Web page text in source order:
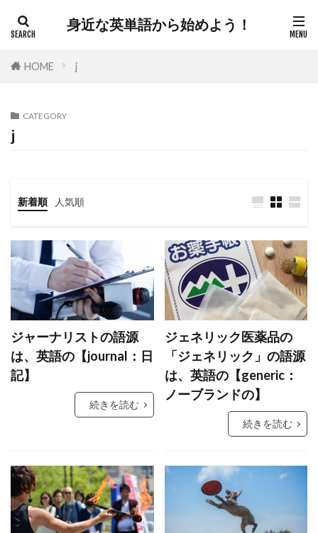
身近な英単語から始めよう！
HOME j
CATEGORY
j
新着順 人気順
ジャーナリストの語源
は、英語の【journal：日
記】
続きを読む
ジェネリック医薬品の
「ジェネリック」の語源
は、英語の【generic：
ノーブランドの】
続きを読む